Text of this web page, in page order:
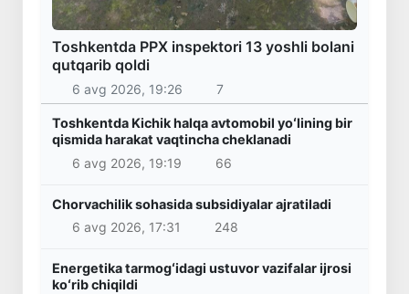
Toshkentda PPX inspektori 13 yoshli bolani
qutqarib qoldi
6 avg 2026, 19:26 7
Toshkentda Kichik halqa avtomobil yoʻlining bir
qismida harakat vaqtincha cheklanadi
6 avg 2026, 19:19
66
Chorvachilik sohasida subsidiyalar ajratiladi
6 avg 2026, 17:31
248
Energetika tarmogʻidagi ustuvor vazifalar ijrosi
koʻrib chiqildi